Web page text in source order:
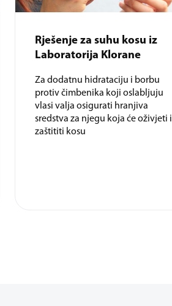
Rješenje za suhu kosu iz
Laboratorija Klorane
Za dodatnu hidrataciju i borbu
protiv čimbenika koji oslabljuju
vlasi valja osigurati hranjiva
sredstva za njegu koja će oživjeti i
zaštititi kosu